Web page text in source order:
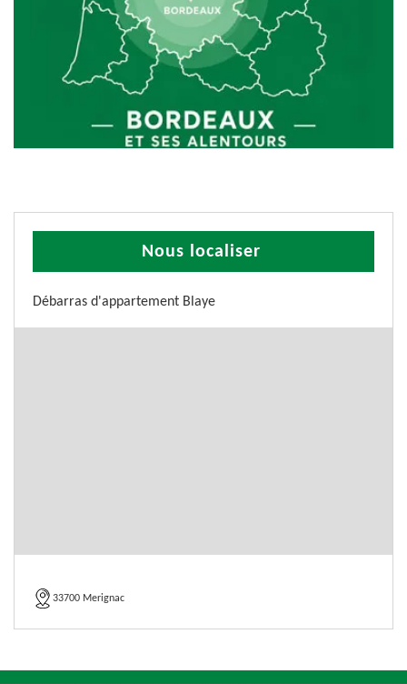
Nous localiser
Débarras d'appartement Blaye
33700 Merignac